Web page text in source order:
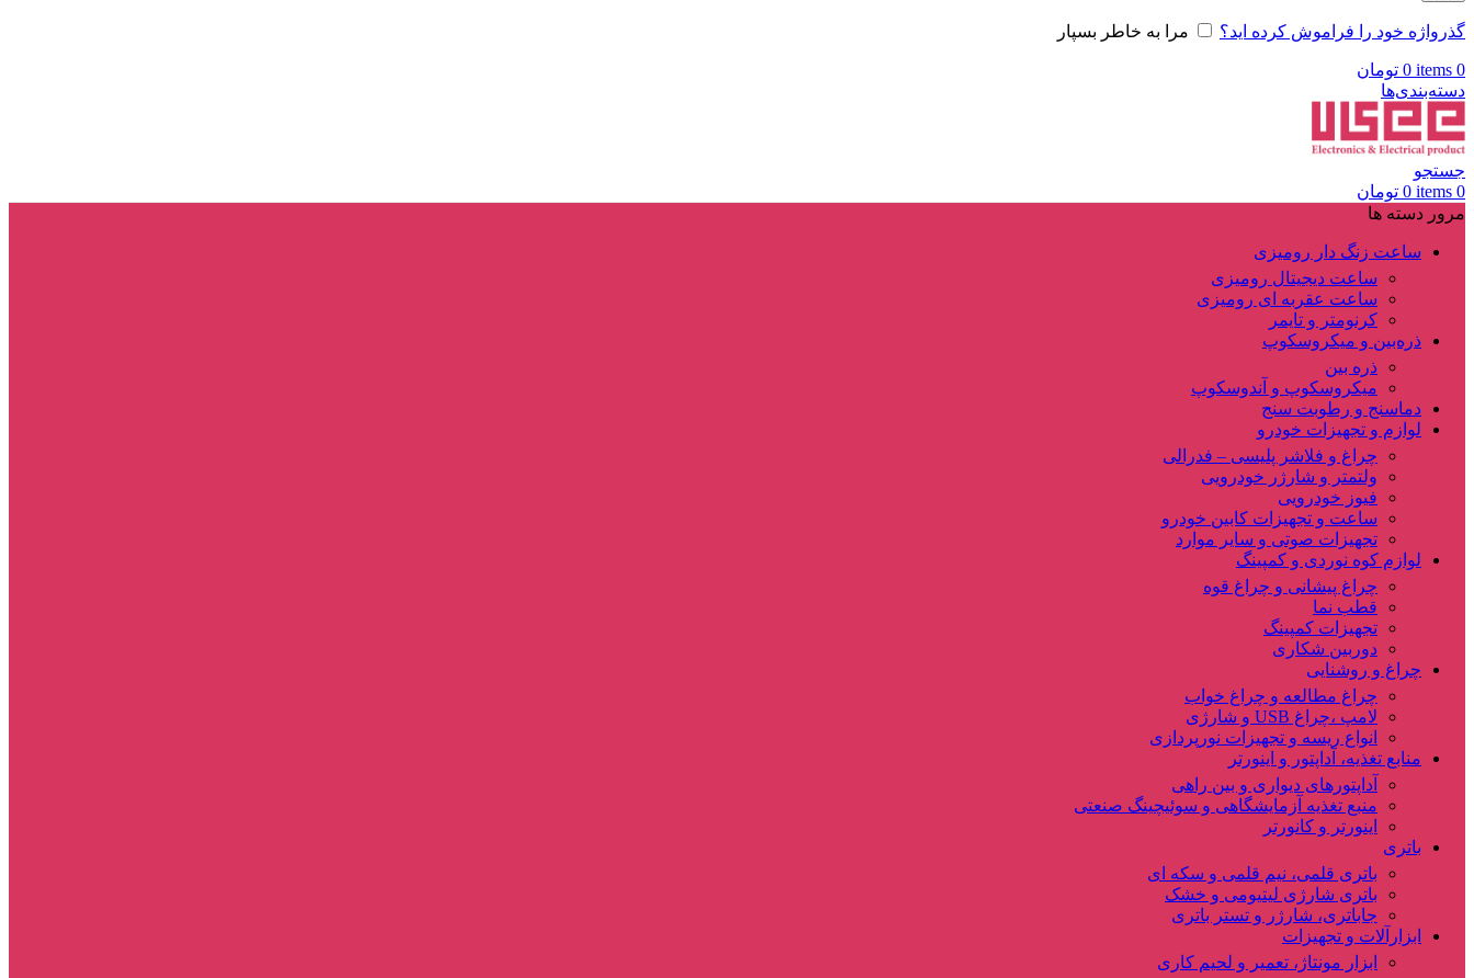
گذرواژه خود را فراموش کرده اید؟ مرا به خاطر بسپار
0
items
0 تومان
دسته‌بندی‌ها
جستجو
0
items
0 تومان
مرور دسته ها
ساعت زنگ دار رومیزی
ساعت دیجیتال رومیزی
ساعت عقربه ای رومیزی
کرنومتر و تایمر
ذره‌بین و میکروسکوپ
ذره بین
میکروسکوپ و آندوسکوپ
دماسنج و رطوبت سنج
لوازم و تجهیزات خودرو
چراغ و فلاشر پلیسی – فدرالی
ولتمتر و شارژر خودرویی
فیوز خودرویی
ساعت و تجهیزات کابین خودرو
تجهیزات صوتی و سایر موارد
لوازم کوه نوردی و کمپینگ
چراغ پیشانی و چراغ قوه
قطب نما
تجهیزات کمپینگ
دوربین شکاری
چراغ و روشنایی
چراغ مطالعه و چراغ خواب
لامپ ،چراغ USB و شارژی
انواع ریسه و تجهیزات نورپردازی
منابع تغذیه، آداپتور و اینورتر
آداپتورهای دیواری و بین راهی
منبع تغذیه آزمایشگاهی و سوئیچینگ صنعتی
اینورتر و کانورتر
باتری
باتری قلمی، نیم قلمی و سکه ای
باتری شارژی لیتیومی و خشک
جاباتری، شارژر و تستر باتری
ابزارآلات و تجهیزات
ابزار مونتاژ، تعمیر و لحیم کاری